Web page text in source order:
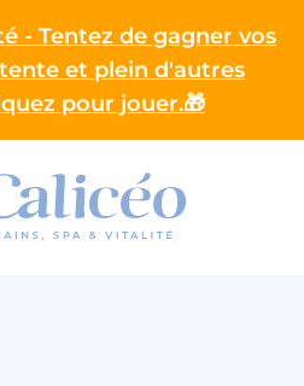
- Tentez de gagner vos
et plein d'autres
pour jouer.🎁
Homepage